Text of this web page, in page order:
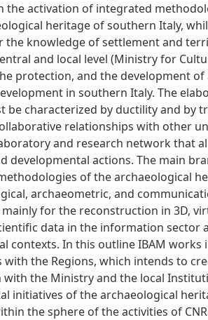
the activation of integrated
heritage of southern Italy,
the knowledge of settlement and
and local level (Ministry for
protection, and the development
in southern Italy. The
be characterized by ductility and by
relationships with other
and research network that
developmental actions. The main
of the archaeological
archaeometric, and
for the reconstruction in 3D,
data in the information
contexts. In this outline IBAM
with the Regions, which intends to
the Ministry and the local
initiatives of the archaeological
the sphere of the activities of